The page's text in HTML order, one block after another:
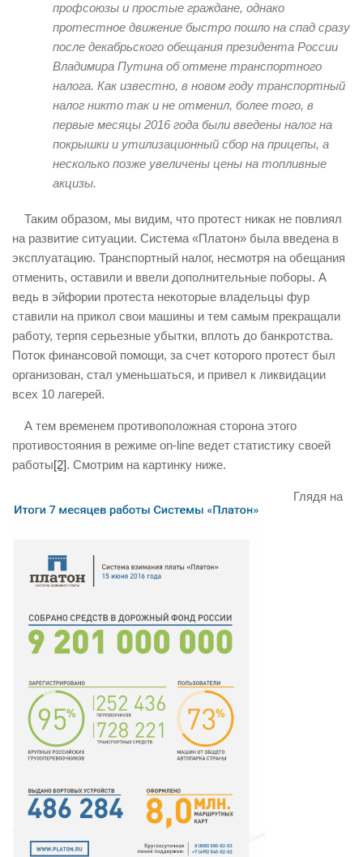
профсоюзы и простые граждане, однако
протестное движение быстро пошло на спад сразу
после декабрьского обещания президента России
Владимира Путина об отмене транспортного
налога. Как известно, в новом году транспортный
налог никто так и не отменил, более того, в
первые месяцы 2016 года были введены налог на
покрышки и утилизационный сбор на прицепы, а
несколько позже увеличены цены на топливные
акцизы.
Таким образом, мы видим, что протест никак не повлиял
на развитие ситуации. Система «Платон» была введена в
эксплуатацию. Транспортный налог, несмотря на обещания
отменить, оставили и ввели дополнительные поборы. А
ведь в эйфории протеста некоторые владельцы фур
ставили на прикол свои машины и тем самым прекращали
работу, терпя серьезные убытки, вплоть до банкротства.
Поток финансовой помощи, за счет которого протест был
организован, стал уменьшаться, и привел к ликвидации
всех 10 лагерей.
А тем временем противоположная сторона этого
противостояния в режиме on-line ведет статистику своей
работы[2]. Смотрим на картинку ниже.
Глядя на